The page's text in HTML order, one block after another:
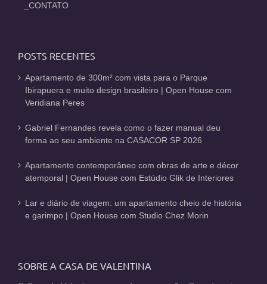
_CONTATO
POSTS RECENTES
Apartamento de 300m² com vista para o Parque
Ibirapuera e muito design brasileiro | Open House com
Veridiana Peres
Gabriel Fernandes revela como o fazer manual deu
forma ao seu ambiente na CASACOR SP 2026
Apartamento contemporâneo com obras de arte e décor
atemporal | Open House com Estúdio Glik de Interiores
Lar e diário de viagem: um apartamento cheio de história
e garimpo | Open House com Studio Chez Morin
SOBRE A CASA DE VALENTINA